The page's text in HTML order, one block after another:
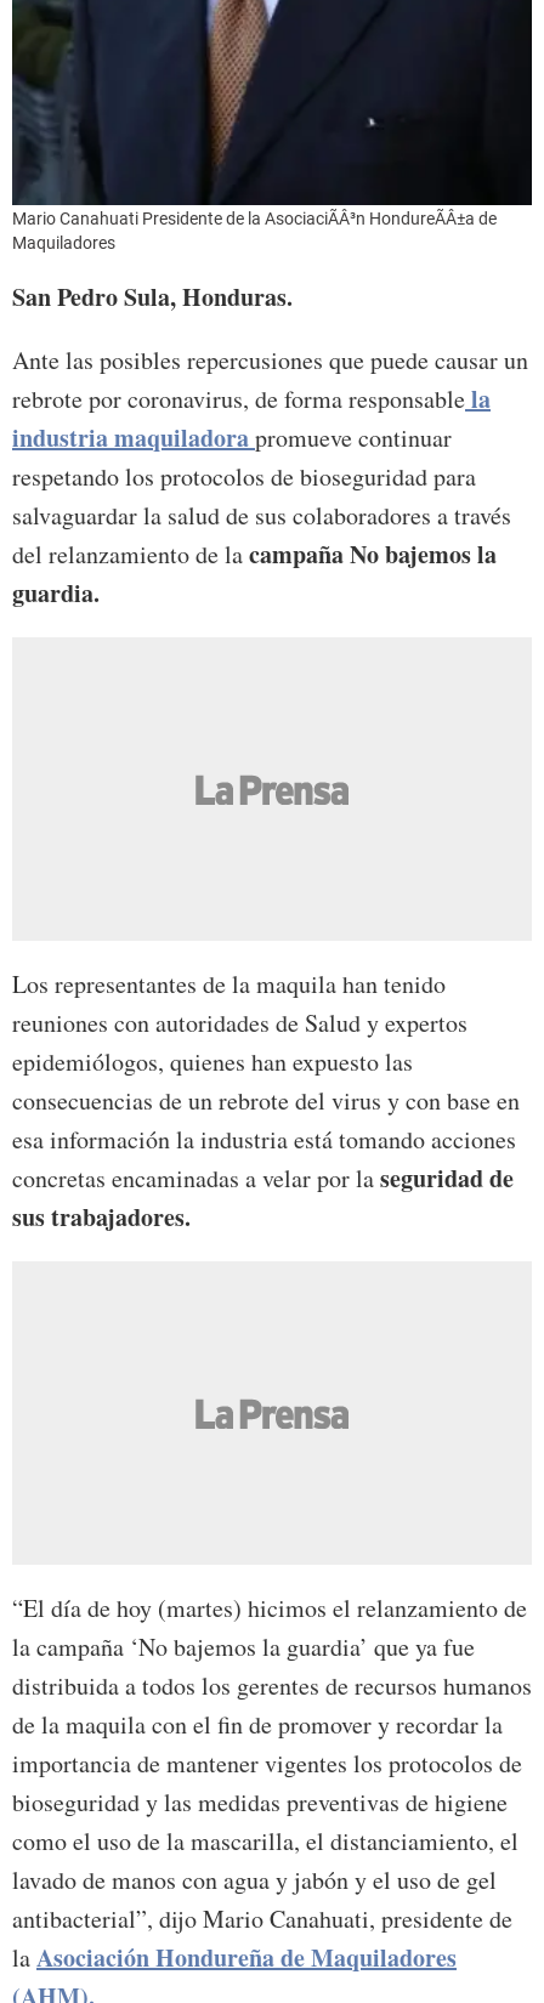
Mario Canahuati Presidente de la AsociaciÃÂ³n HondureÃÂ±a de
Maquiladores
San Pedro Sula, Honduras.
Ante las posibles repercusiones que puede causar un
rebrote por coronavirus, de forma responsablela
industria maquiladorapromueve continuar
respetando los protocolos de bioseguridad para
salvaguardar la salud de sus colaboradores a través
del relanzamiento de lacampaña No bajemos la
guardia.
Los representantes de la maquila han tenido
reuniones con autoridades de Salud y expertos
epidemiólogos, quienes han expuesto las
consecuencias de un rebrote del virus y con base en
esa información la industria está tomando acciones
concretas encaminadas a velar por laseguridad de
sus trabajadores.
“El día de hoy (martes) hicimos el relanzamiento de
la campaña ‘No bajemos la guardia’ que ya fue
distribuida a todos los gerentes de recursos humanos
de la maquila con el fin de promover y recordar la
importancia de mantener vigentes los protocolos de
bioseguridad y las medidas preventivas de higiene
como el uso de la mascarilla, el distanciamiento, el
lavado de manos con agua y jabón y el uso de gel
antibacterial”, dijo Mario Canahuati, presidente de
laAsociación Hondureña de Maquiladores